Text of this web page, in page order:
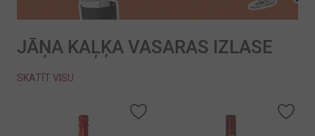
JĀŅA KAĻĶA VASARAS IZLASE
SKATĪT VISU